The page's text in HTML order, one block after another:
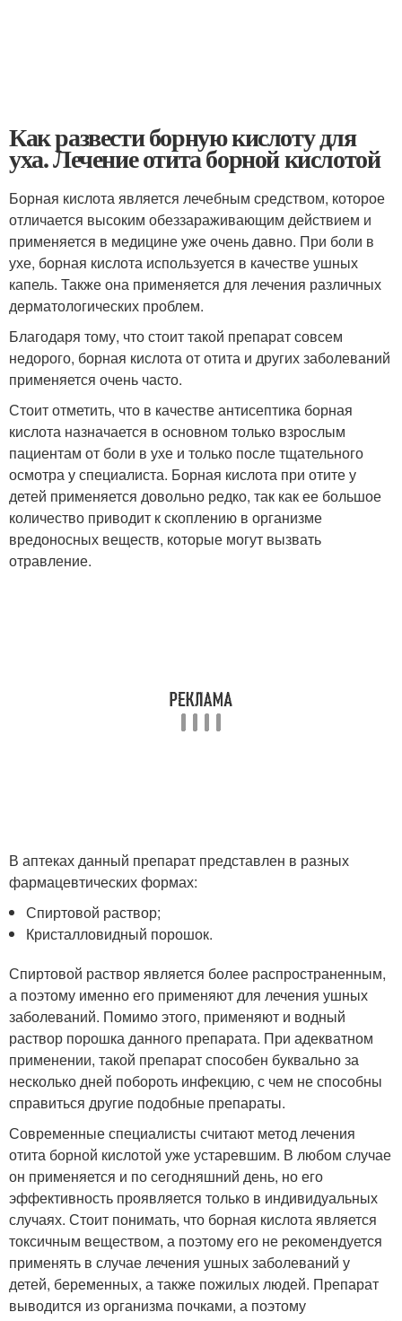
Как развести борную кислоту для
уха. Лечение отита борной кислотой
Борная кислота является лечебным средством, которое
отличается высоким обеззараживающим действием и
применяется в медицине уже очень давно. При боли в
ухе, борная кислота используется в качестве ушных
капель. Также она применяется для лечения различных
дерматологических проблем.
Благодаря тому, что стоит такой препарат совсем
недорого, борная кислота от отита и других заболеваний
применяется очень часто.
Стоит отметить, что в качестве антисептика борная
кислота назначается в основном только взрослым
пациентам от боли в ухе и только после тщательного
осмотра у специалиста. Борная кислота при отите у
детей применяется довольно редко, так как ее большое
количество приводит к скоплению в организме
вредоносных веществ, которые могут вызвать
отравление.
В аптеках данный препарат представлен в разных
фармацевтических формах:
Спиртовой раствор;
Кристалловидный порошок.
Спиртовой раствор является более распространенным,
а поэтому именно его применяют для лечения ушных
заболеваний. Помимо этого, применяют и водный
раствор порошка данного препарата. При адекватном
применении, такой препарат способен буквально за
несколько дней побороть инфекцию, с чем не способны
справиться другие подобные препараты.
Современные специалисты считают метод лечения
отита борной кислотой уже устаревшим. В любом случае
он применяется и по сегодняшний день, но его
эффективность проявляется только в индивидуальных
случаях. Стоит понимать, что борная кислота является
токсичным веществом, а поэтому его не рекомендуется
применять в случае лечения ушных заболеваний у
детей, беременных, а также пожилых людей. Препарат
выводится из организма почками, а поэтому